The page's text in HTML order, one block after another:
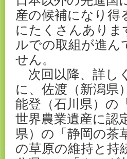
産の候補になり得
にたくさんあり
ルでの取組が進ん
せん。
次回以降、詳し
に、佐渡（新潟県
能登（石川県）の
世界農業遺産に認
県）の「静岡の茶
の草原の維持と持